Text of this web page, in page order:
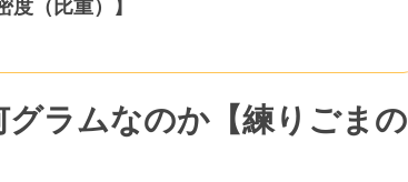
（比重）】
ラムなのか【練りごまの